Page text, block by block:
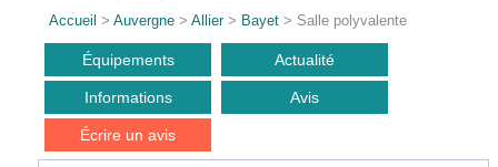
Accueil >Auvergne >Allier> Bayet > Salle polyvalente
Équipements Actualité
Informations Avis
Écrire un avis